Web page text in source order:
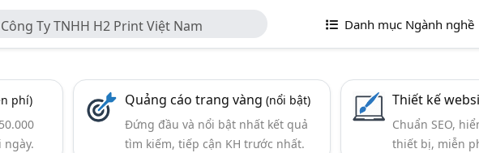
Công Ty TNHH H2 Print Việt Nam Danh mục Ngành nghề
phí)
ngày.
Quảng cáo trang vàng(nổi bật)
Đứng đầu và nổi bật nhất kết quả
tìm kiếm, tiếp cận KH trước nhất.
Thiết kế
Chuẩn SEO,
thiết bị, miễn